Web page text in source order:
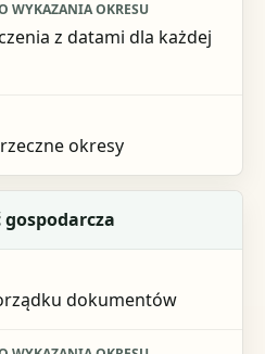
z datami dla każdej
okresy
gospodarcza
dokumentów